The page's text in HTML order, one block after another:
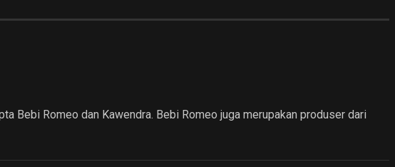
Bebi Romeo dan Kawendra. Bebi Romeo juga merupakan produser dari